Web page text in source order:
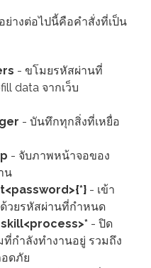
ย่างต่อไปนี้คือคำสั่งที่เป็น
- ขโมยรหัสผ่านที่
data จากเว็บ
- บันทึกทุกสิ่งที่เหยื่อ
- จับภาพหน้าจอของ
น
- เข้า
วยรหัสผ่านที่กำหนด
- ปิด
กำลังทำงานอยู่ รวมถึง
ดภัย